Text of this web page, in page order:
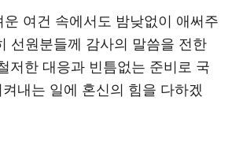
운 여건 속에서도 밤낮없이 애써주
선원분들께 감사의 말씀을 전한
저한 대응과 빈틈없는 준비로 국
내는 일에 혼신의 힘을 다하겠